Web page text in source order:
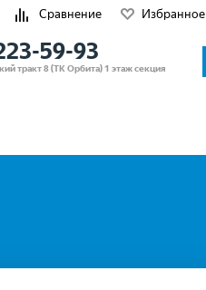
Сравнение Избранное
59-93
тракт 8 (ТК Орбита) 1 этаж секция